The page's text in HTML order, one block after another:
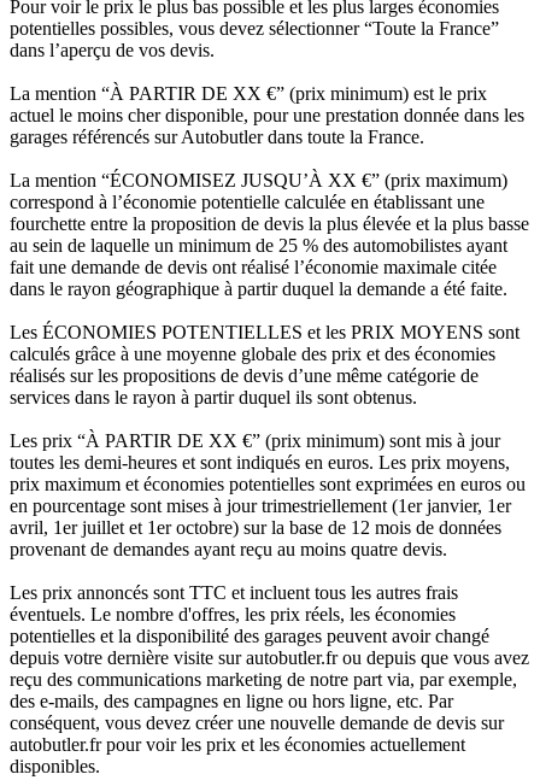
Pour voir le prix le plus bas possible et les plus larges économies
potentielles possibles, vous devez sélectionner “Toute la France”
dans l’aperçu de vos devis.
La mention “À PARTIR DE XX €” (prix minimum) est le prix
actuel le moins cher disponible, pour une prestation donnée dans les
garages référencés sur Autobutler dans toute la France.
La mention “ÉCONOMISEZ JUSQU’À XX €” (prix maximum)
correspond à l’économie potentielle calculée en établissant une
fourchette entre la proposition de devis la plus élevée et la plus basse
au sein de laquelle un minimum de 25 % des automobilistes ayant
fait une demande de devis ont réalisé l’économie maximale citée
dans le rayon géographique à partir duquel la demande a été faite.
Les ÉCONOMIES POTENTIELLES et les PRIX MOYENS sont
calculés grâce à une moyenne globale des prix et des économies
réalisés sur les propositions de devis d’une même catégorie de
services dans le rayon à partir duquel ils sont obtenus.
Les prix “À PARTIR DE XX €” (prix minimum) sont mis à jour
toutes les demi-heures et sont indiqués en euros. Les prix moyens,
prix maximum et économies potentielles sont exprimées en euros ou
en pourcentage sont mises à jour trimestriellement (1er janvier, 1er
avril, 1er juillet et 1er octobre) sur la base de 12 mois de données
provenant de demandes ayant reçu au moins quatre devis.
Les prix annoncés sont TTC et incluent tous les autres frais
éventuels. Le nombre d'offres, les prix réels, les économies
potentielles et la disponibilité des garages peuvent avoir changé
depuis votre dernière visite sur autobutler.fr ou depuis que vous avez
reçu des communications marketing de notre part via, par exemple,
des e-mails, des campagnes en ligne ou hors ligne, etc. Par
conséquent, vous devez créer une nouvelle demande de devis sur
autobutler.fr pour voir les prix et les économies actuellement
disponibles.